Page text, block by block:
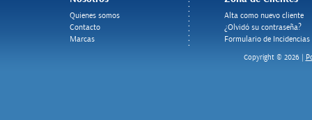
Quienes somos
Contacto
Marcas
Alta como nuevo cliente
¿Olvidó su contraseña?
Formulario de Incidencias
Copyright © 2026 |